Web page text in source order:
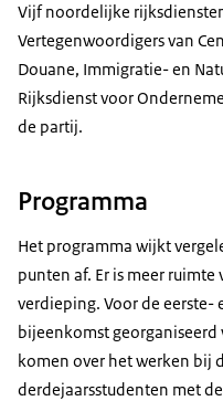
Vijf noordelijke
Vertegenwoordigers van
Douane, Immigratie- en
Rijksdienst voor
de partij.
Programma
Het programma wijkt
punten af. Er is meer
verdieping. Voor de eerste-
bijeenkomst georganiseerd
komen over het werken bij
derdejaarsstudenten met